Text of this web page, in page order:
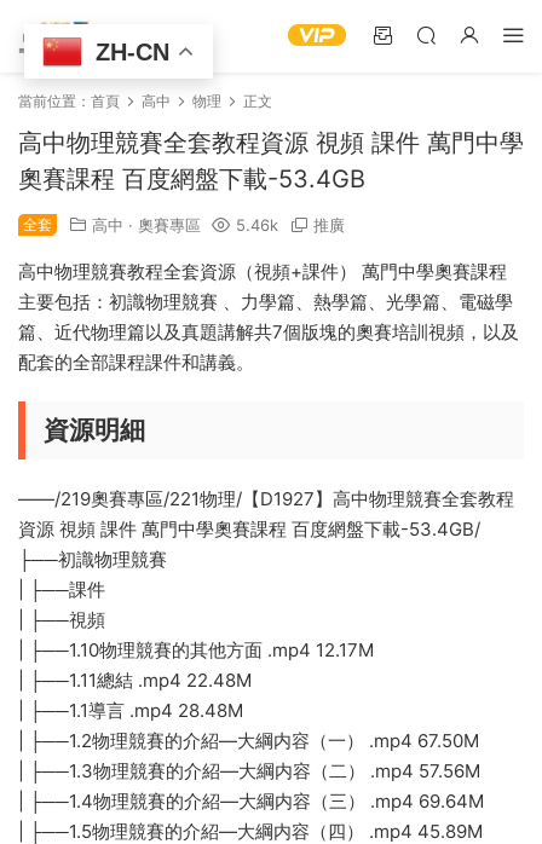
當前位置： 首頁 高中 物理 正文
高中物理競賽全套教程資源 視頻 課件 萬門中學
奧賽課程 百度網盤下載-53.4GB
全套 高中 · 奧賽專區 5.46k 推廣
高中物理競賽教程全套資源（視頻+課件） 萬門中學奧賽課程
主要包括：初識物理競賽 、力學篇、熱學篇、光學篇、電磁學
篇、近代物理篇以及真題講解共7個版塊的奧賽培訓視頻，以及
配套的全部課程課件和講義。
資源明細
——/219奧賽專區/221物理/【D1927】高中物理競賽全套教程
資源 視頻 課件 萬門中學奧賽課程 百度網盤下載-53.4GB/
├──初識物理競賽
| ├──課件
| ├──視頻
| ├──1.10物理競賽的其他方面 .mp4 12.17M
| ├──1.11總結 .mp4 22.48M
| ├──1.1導言 .mp4 28.48M
| ├──1.2物理競賽的介紹—大綱内容（一） .mp4 67.50M
| ├──1.3物理競賽的介紹—大綱内容（二） .mp4 57.56M
| ├──1.4物理競賽的介紹—大綱内容（三） .mp4 69.64M
| ├──1.5物理競賽的介紹—大綱内容（四） .mp4 45.89M
ZH-CN